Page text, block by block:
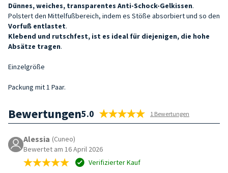
Dünnes, weiches, transparentes Anti-Schock-Gelkissen.
Polstert den Mittelfußbereich, indem es Stöße absorbiert und so den
Vorfuß entlastet.
Klebend und rutschfest, ist es ideal für diejenigen, die hohe
Absätze tragen.
Einzelgröße
Packung mit 1 Paar.
Bewertungen5.0 1 Bewertungen
Alessia (Cuneo)
Bewertet am 16 April 2026
Verifizierter Kauf